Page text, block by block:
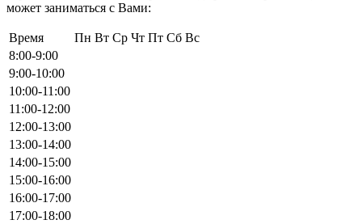
может заниматься с Вами:
Время Пн Вт Ср Чт Пт Сб Вс
8:00-9:00
9:00-10:00
10:00-11:00
11:00-12:00
12:00-13:00
13:00-14:00
14:00-15:00
15:00-16:00
16:00-17:00
17:00-18:00